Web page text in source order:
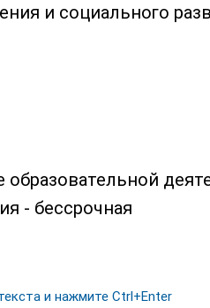
и социального
- бессрочная
и нажмите Ctrl+Enter